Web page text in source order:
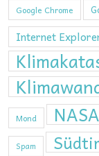
Google Chrome
Internet
Mond NASA
Spam